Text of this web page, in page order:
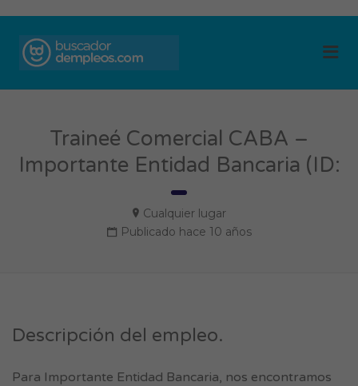
Traineé Comercial CABA –
Importante Entidad Bancaria (ID:
Cualquier lugar
Publicado hace 10 años
Descripción del empleo.
Para Importante Entidad Bancaria, nos encontramos